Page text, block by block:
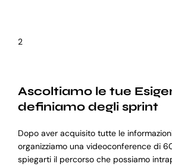
2
Ascoltiamo le tue
definiamo degli sprint
Dopo aver acquisito tutte le
organizziamo una videoconference di
spiegarti il percorso che possiamo